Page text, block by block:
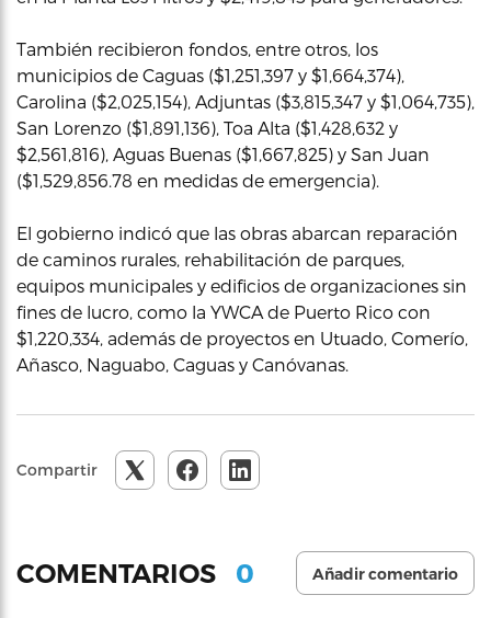
También recibieron fondos, entre otros, los
municipios de Caguas ($1,251,397 y $1,664,374),
Carolina ($2,025,154), Adjuntas ($3,815,347 y $1,064,735),
San Lorenzo ($1,891,136), Toa Alta ($1,428,632 y
$2,561,816), Aguas Buenas ($1,667,825) y San Juan
($1,529,856.78 en medidas de emergencia).
El gobierno indicó que las obras abarcan reparación
de caminos rurales, rehabilitación de parques,
equipos municipales y edificios de organizaciones sin
fines de lucro, como la YWCA de Puerto Rico con
$1,220,334, además de proyectos en Utuado, Comerío,
Añasco, Naguabo, Caguas y Canóvanas.
Compartir
COMENTARIOS 0 Añadir comentario